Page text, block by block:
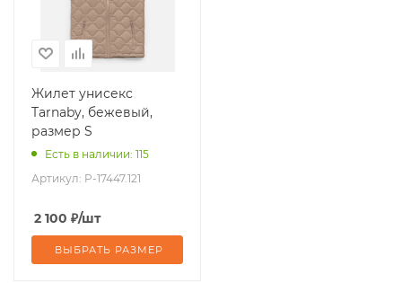
Жилет унисекс
Tarnaby, бежевый,
размер S
Есть в наличии: 115
Артикул: P-17447.121
2 100 ₽/шт
ВЫБРАТЬ РАЗМЕР